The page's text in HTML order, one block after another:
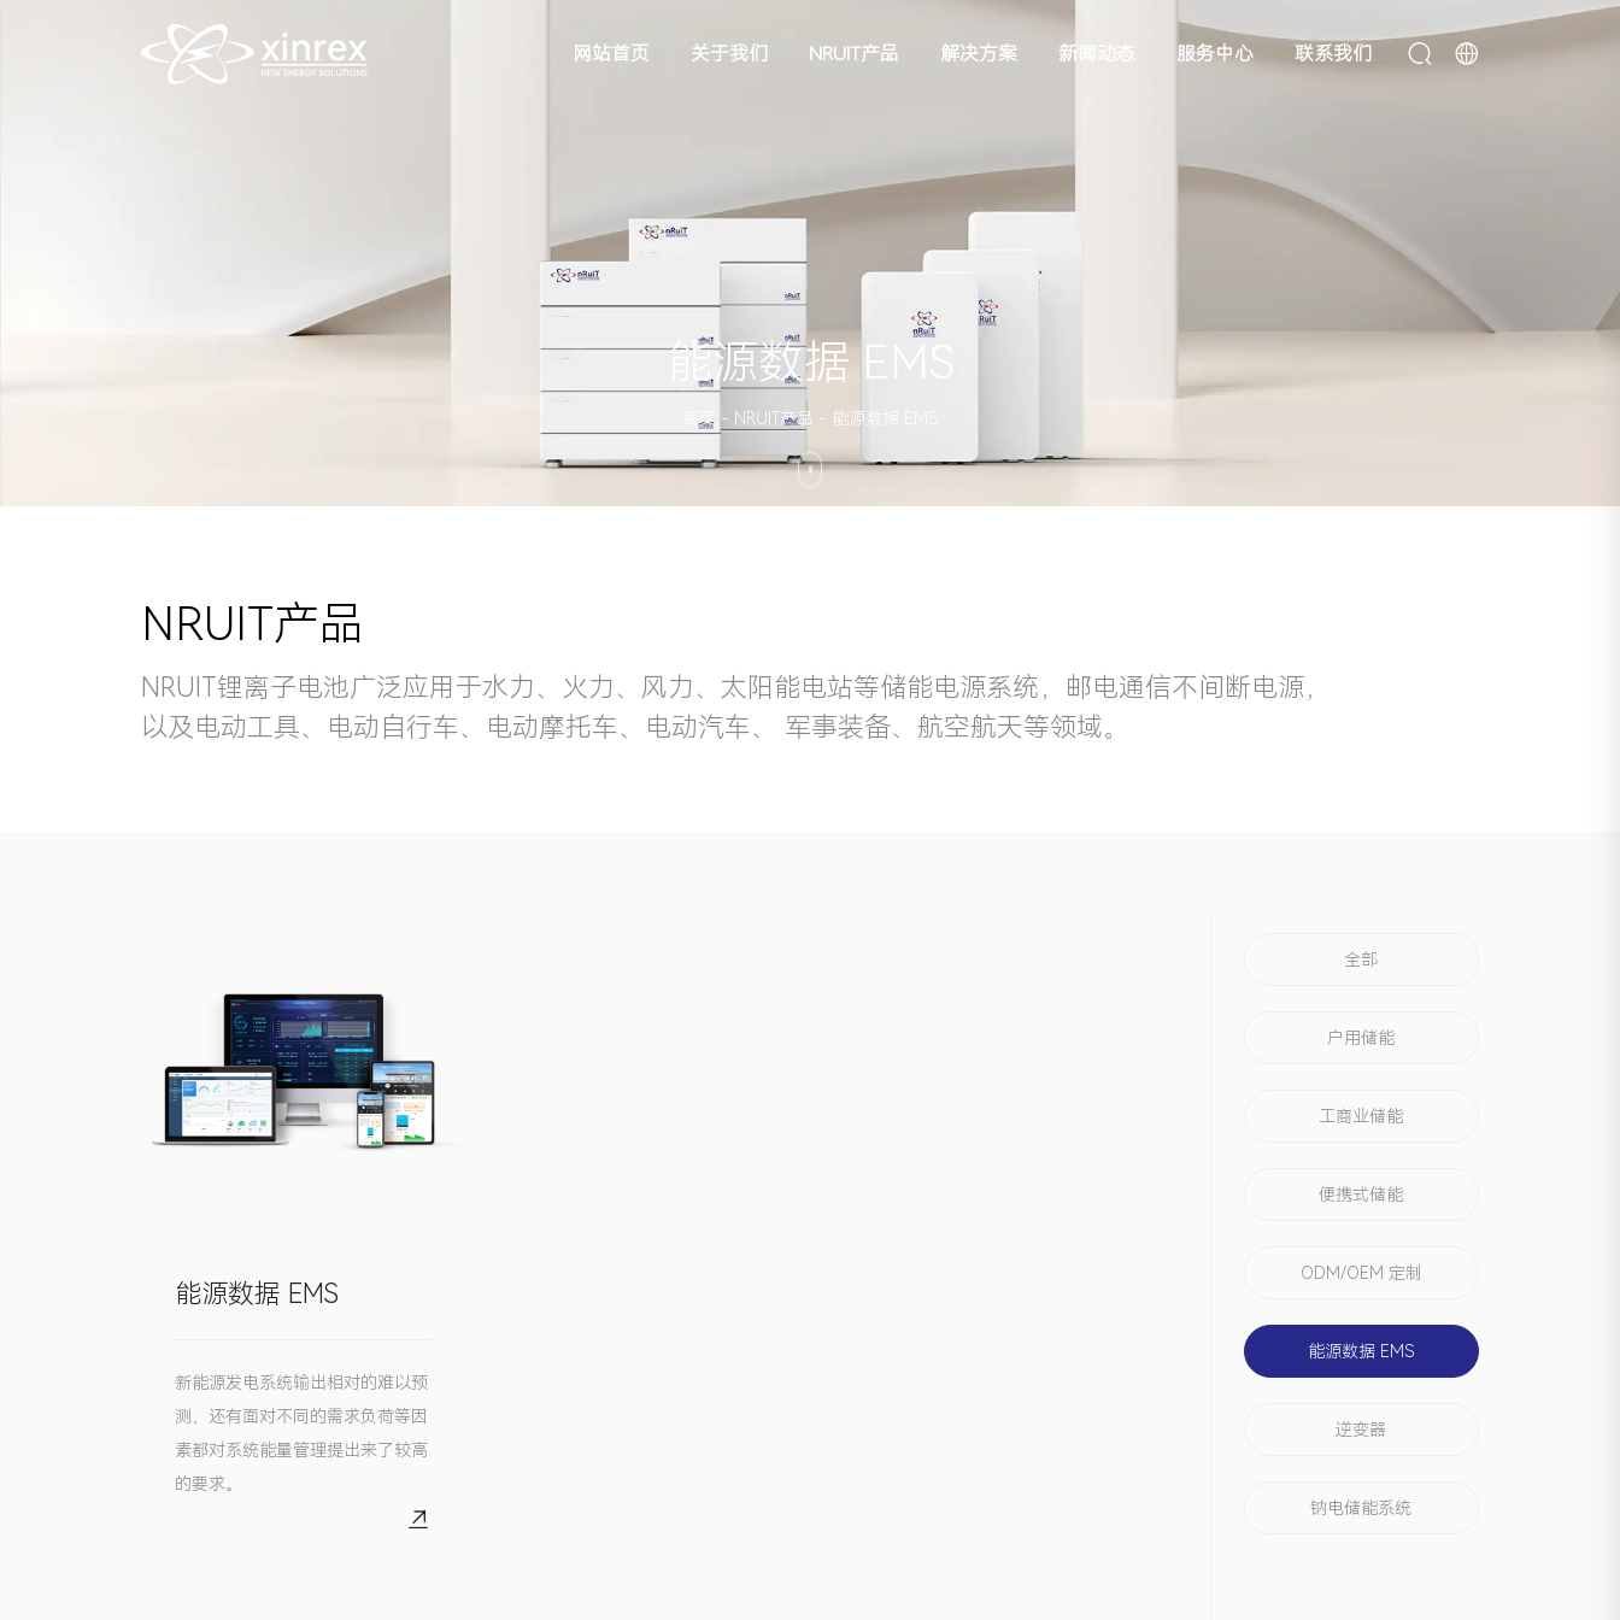
网站首页 关于我们 NRUIT产品 解决方案 新闻动态 服务中心 联系我们
能源数据 EMS
首页 - NRUIT产品 - 能源数据 EMS
NRUIT产品
NRUIT锂离子电池广泛应用于水力、火力、风力、太阳能电站等储能电源系统，邮电通信不间断电源，
以及电动工具、电动自行车、电动摩托车、电动汽车、 军事装备、航空航天等领域。
全部
户用储能
工商业储能
便携式储能
ODM/OEM 定制
能源数据 EMS
逆变器
钠电储能系统
能源数据 EMS
新能源发电系统输出相对的难以预
测，还有面对不同的需求负荷等因
素都对系统能量管理提出来了较高
的要求。